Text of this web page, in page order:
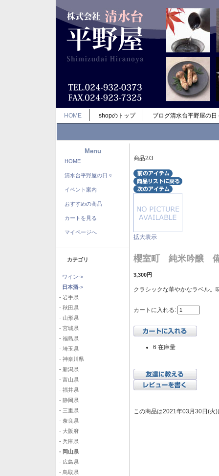
HOME shopのトップ ブログ清水台平野屋の日
Menu
HOME
清水台平野屋の日々
イベント案内
おすすめの商品
カートを見る
マイページへ
カテゴリ
ワイン->
日本酒->
- 岩手県
- 秋田県
- 山形県
- 宮城県
- 福島県
- 埼玉県
- 神奈川県
- 新潟県
- 富山県
- 福井県
- 静岡県
- 三重県
- 奈良県
- 大阪府
- 兵庫県
- 岡山県
- 広島県
- 鳥取県
商品2/3
拡大表示
櫻室町 純米吟醸
3,300円
クラシックな華やかなラベル。
カートに入れる:
6 在庫量
この商品は2021年03月30日(火